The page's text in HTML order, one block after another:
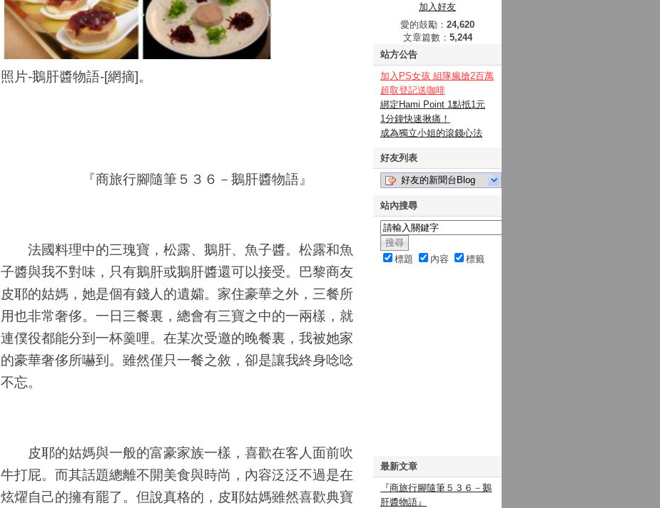
照片-鵝肝醬物語-[網摘]。
『商旅行腳隨筆５３６－鵝肝醬物語』
法國料理中的三瑰寶，松露、鵝肝、魚子醬。松露和魚
子醬與我不對味，只有鵝肝或鵝肝醬還可以接受。巴黎商友
皮耶的姑媽，她是個有錢人的遺孀。家住豪華之外，三餐所
用也非常奢侈。一日三餐裏，總會有三寶之中的一兩樣，就
連僕役都能分到一杯羹哩。在某次受邀的晚餐裏，我被她家
的豪華奢侈所嚇到。雖然僅只一餐之敘，卻是讓我終身唸唸
不忘。
皮耶的姑媽與一般的富豪家族一樣，喜歡在客人面前吹
牛打屁。而其話題總離不開美食與時尚，內容泛泛不過是在
炫燿自己的擁有罷了。但說真格的，皮耶姑媽雖然喜歡典寶
加入好友
愛的鼓勵： 24,620
文章篇數： 5,244
站方公告
加入PS女孩 組隊瘋搶2百萬
超取登記送咖啡
綁定Hami Point 1點抵1元
1分鐘快速揪痛！
成為獨立小姐的滾錢心法
好友列表
好友的新聞台Blog
站內搜尋
標題 內容 標籤
最新文章
『商旅行腳隨筆５３６－鵝
肝醬物語』